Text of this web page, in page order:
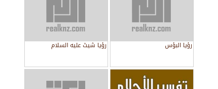
رؤيا البؤس رؤيا شيث عليه السلام